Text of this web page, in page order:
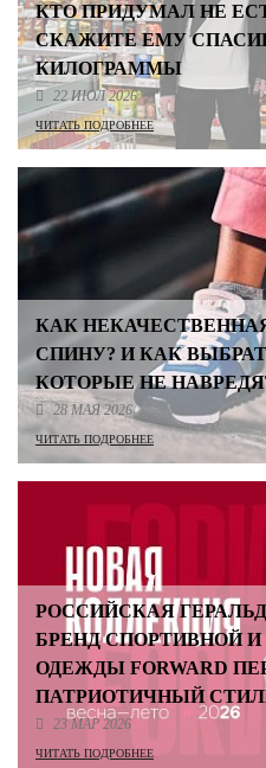
КТО ПРИДУМАЛ НЕ
СКАЖИТЕ ЕМУ
КИЛОГРАММЫ
22 ИЮЛ 2026
ЧИТАТЬ ПОДРОБНЕЕ
КАК
СПИНУ? И КАК
КОТОРЫЕ НЕ
28 МАЯ 2026
ЧИТАТЬ ПОДРОБНЕЕ
РОССИЙСКАЯ
БРЕНД СПОРТИВНОЙ
ОДЕЖДЫ FORWARD
ПАТРИОТИЧНЫЙ
23 МАР 2026
ЧИТАТЬ ПОДРОБНЕЕ